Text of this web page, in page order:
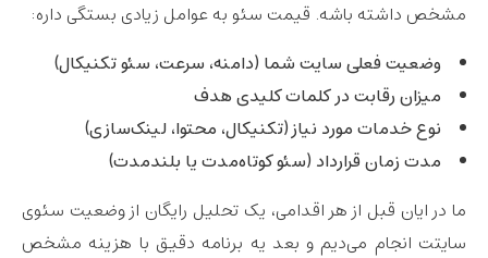
مشخص داشته باشه. قیمت سئو به عوامل زیادی بستگی داره:
وضعیت فعلی سایت شما (دامنه، سرعت، سئو تکنیکال)
میزان رقابت در کلمات کلیدی هدف
نوع خدمات مورد نیاز (تکنیکال، محتوا، لینک‌سازی)
مدت زمان قرارداد (سئو کوتاه‌مدت یا بلندمدت)
ما درایان قبل از هر اقدامی، یک تحلیل رایگان از وضعیت سئوی
سایتت انجام می‌دیم و بعد یه برنامه دقیق با هزینه مشخص